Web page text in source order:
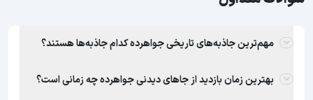
مهم‌ترین جاذبه‌های تاریخی جواهرده کدام جاذبه‌ها هستند؟
بهترین زمان بازدید از جاهای دیدنی جواهرده چه زمانی است؟